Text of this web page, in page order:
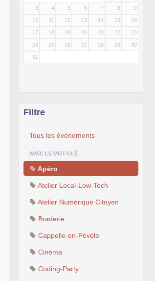
3 4 5 6 7 8 9
10 11 12 13 14 15 16
17 18 19 20 21 22 23
24 25 26 27 28 29 30
31
Filtre
Tous les évènements
AVEC LE MOT-CLÉ
Apéro
Atelier Local-Low-Tech
Atelier Numérique Citoyen
Braderie
Cappelle-en-Pévèle
Cinéma
Coding-Party